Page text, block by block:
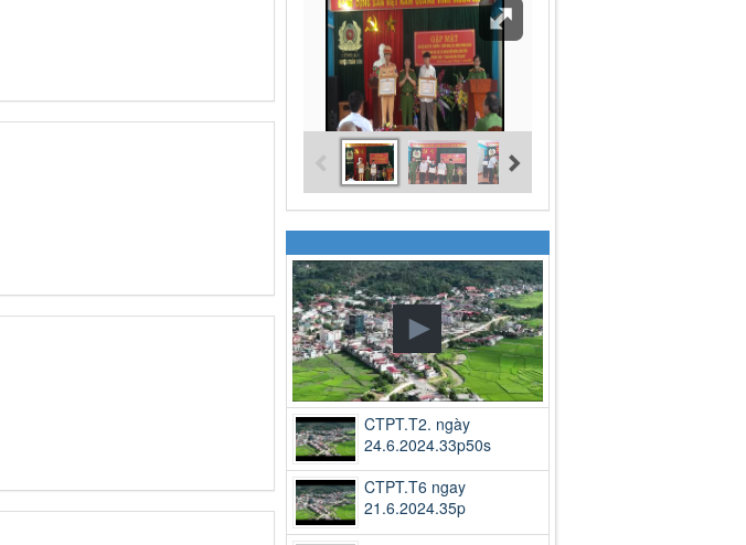
CTPT.T2. ngày
24.6.2024.33p50s
CTPT.T6 ngay
21.6.2024.35p